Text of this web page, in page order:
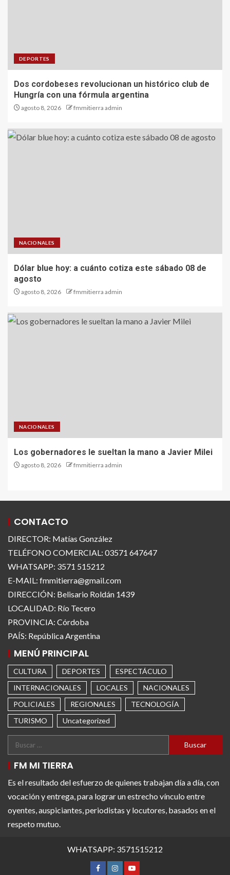
DEPORTES
Dos cordobeses revolucionan un histórico club de
Hungría con una fórmula argentina
agosto 8, 2026 fmmitierra admin
NACIONALES
Dólar blue hoy: a cuánto cotiza este sábado 08 de
agosto
agosto 8, 2026 fmmitierra admin
NACIONALES
Los gobernadores le sueltan la mano a Javier Milei
agosto 8, 2026 fmmitierra admin
CONTACTO
DIRECTOR: Matías González
TELÉFONO COMERCIAL: 03571 647647
WHATSAPP: 3571 515212
E-MAIL: fmmitierra@gmail.com
DIRECCIÓN: Belisario Roldán 1439
LOCALIDAD: Río Tecero
PROVINCIA: Córdoba
PAÍS: República Argentina
MENÚ PRINCIPAL
CULTURA DEPORTES
ESPECTÁCULO
INTERNACIONALES
LOCALES
NACIONALES
POLICIALES
REGIONALES
TECNOLOGÍA
TURISMO
Uncategorized
FM MI TIERRA
Es el resultado del esfuerzo de quienes trabajan día a día, con
vocación y entrega, para lograr un estrecho vínculo entre
oyentes, auspiciantes, periodistas y locutores, basados en el
respeto mutuo.
WHATSAPP: 3571515212